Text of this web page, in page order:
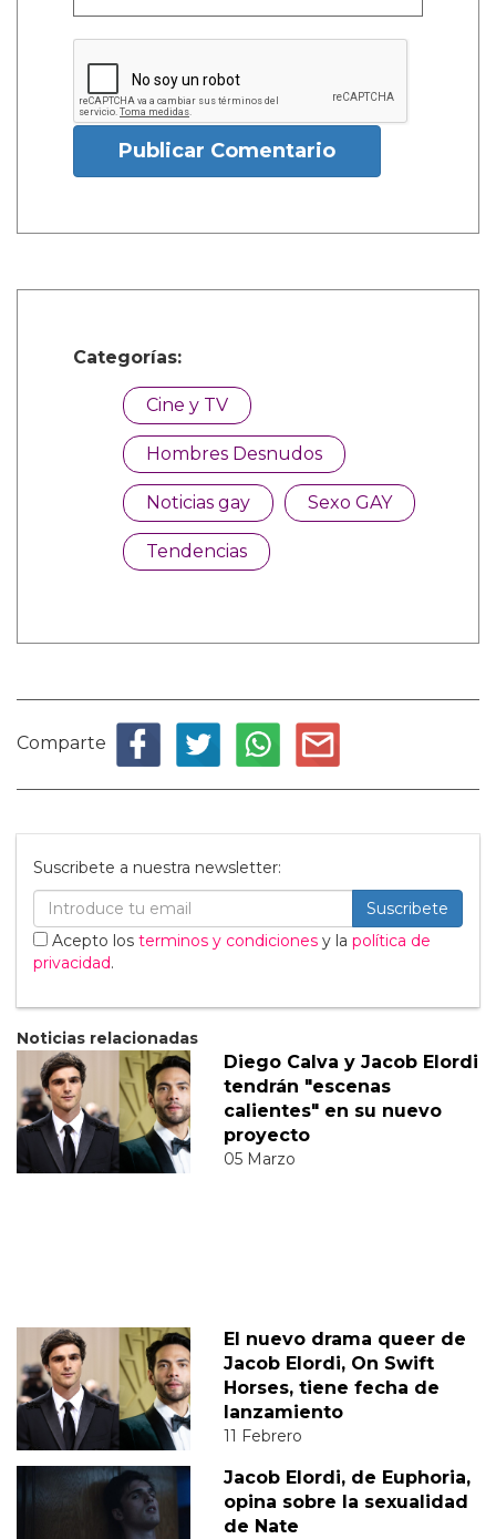
Publicar Comentario
Categorías:
Cine y TV
Hombres Desnudos
Noticias gay Sexo GAY
Tendencias
Comparte
Suscribete a nuestra newsletter:
Suscribete
Acepto los terminos y condiciones y la política de
privacidad.
Noticias relacionadas
Diego Calva y Jacob Elordi
tendrán "escenas
calientes" en su nuevo
proyecto
05 Marzo
El nuevo drama queer de
Jacob Elordi, On Swift
Horses, tiene fecha de
lanzamiento
11 Febrero
Jacob Elordi, de Euphoria,
opina sobre la sexualidad
de Nate